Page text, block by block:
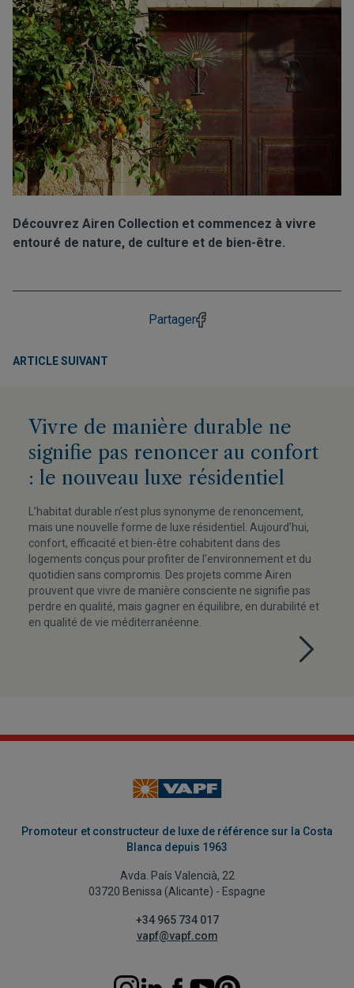
Découvrez Airen Collection et commencez à vivre
entouré de nature, de culture et de bien-être.
Partager
ARTICLE SUIVANT
Vivre de manière durable ne
signifie pas renoncer au confort
: le nouveau luxe résidentiel
L’habitat durable n’est plus synonyme de renoncement,
mais une nouvelle forme de luxe résidentiel. Aujourd’hui,
confort, efficacité et bien-être cohabitent dans des
logements conçus pour profiter de l’environnement et du
quotidien sans compromis. Des projets comme Airen
prouvent que vivre de manière consciente ne signifie pas
perdre en qualité, mais gagner en équilibre, en durabilité et
en qualité de vie méditerranéenne.
Promoteur et constructeur de luxe de référence sur la Costa
Blanca depuis 1963
Avda. País Valencià, 22
03720 Benissa (Alicante) - Espagne
+34 965 734 017
vapf@vapf.com